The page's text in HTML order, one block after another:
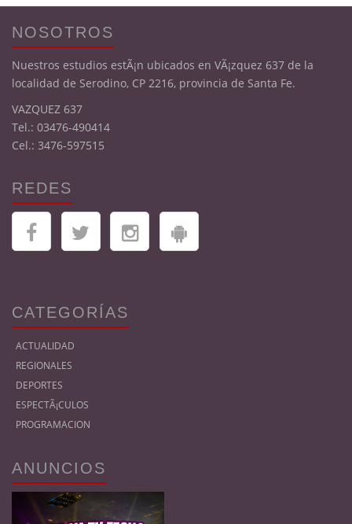
NOSOTROS
Nuestros estudios estÃ¡n ubicados en VÃ¡zquez 637 de la
localidad de Serodino, CP 2216, provincia de Santa Fe.
VAZQUEZ 637
Tel.: 03476-490414
Cel.: 3476-597515
REDES
CATEGORÍAS
ACTUALIDAD
REGIONALES
DEPORTES
ESPECTÃ¡CULOS
PROGRAMACION
ANUNCIOS